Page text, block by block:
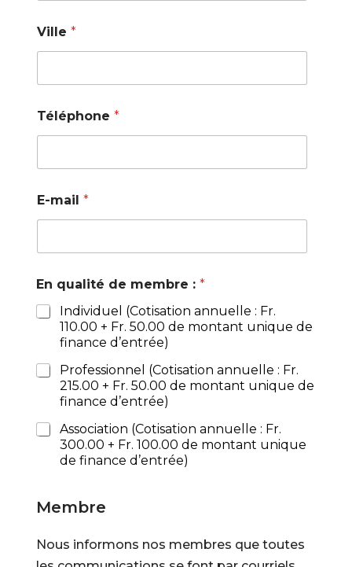
Ville *
Téléphone *
E-mail *
En qualité de membre : *
Individuel (Cotisation annuelle : Fr.
110.00 + Fr. 50.00 de montant unique de
finance d’entrée)
Professionnel (Cotisation annuelle : Fr.
215.00 + Fr. 50.00 de montant unique de
finance d’entrée)
Association (Cotisation annuelle : Fr.
300.00 + Fr. 100.00 de montant unique
de finance d’entrée)
Membre
Nous informons nos membres que toutes